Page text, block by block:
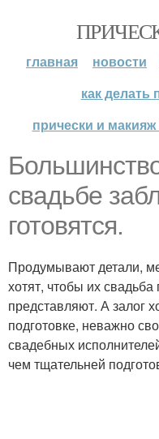
главная новости
как делать
прически и
свадьбе
готовятся.
Продумывают детали,
хотят, чтобы их
представляют. А залог
подготовке, неважно
свадебных
чем тщательней